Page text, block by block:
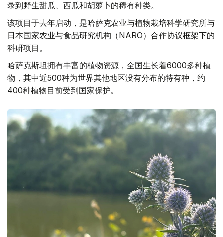
录到野生甜瓜、西瓜和胡萝卜的稀有种类。
该项目于去年启动，是哈萨克农业与植物栽培科学研究所与
日本国家农业与食品研究机构（NARO）合作协议框架下的
科研项目。
哈萨克斯坦拥有丰富的植物资源，全国生长着6000多种植
物，其中近500种为世界其他地区没有分布的特有种，约
400种植物目前受到国家保护。